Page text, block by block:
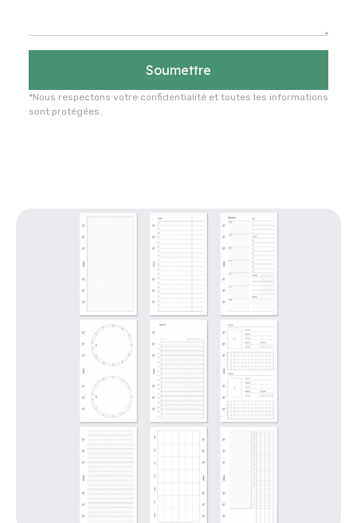
Soumettre
*Nous respectons votre confidentialité et toutes les informations
sont protégées.